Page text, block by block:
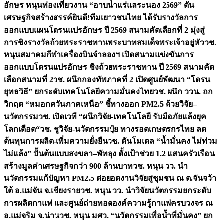
อักษร หนุนท่องเที่ยวงาน “อาบน้ำแร่แลระนอง 2569” ดัน
เศรษฐกิจสร้างสรรค์ยินดี!ทีมเยาวชนไทย ได้รับรางวัลการ
ออกแบบแผนโดรนแปรอักษร ปี 2569 สนามคัดเลือกที่ 2 มุ่งสู่
การชิงรางวัลถ้วยพระราชทานพระบาทสมเด็จพระเจ้าอยู่หัววช.
หนุนสมาคมกีฬาเครื่องบินจำลองฯ เปิดสนามแข่งขันการ
ออกแบบโดรนแปรอักษร ชิงถ้วยพระราชทาน ปี 2569 สนามคัด
เลือกสนามที่ 2วช. ผนึกกองทัพภาคที่ 2 เปิดศูนย์พัฒนา “โดรน
ยุทธวิธี” ยกระดับเทคโนโลยีความมั่นคงไทยวช. ผนึก ววน. ถก
วิกฤต “หมอกควันภาคเหนือ” ชี้ทางออก PM2.5 ด้วยวิจัย–
นวัตกรรมวช. เปิดเวที “ผนึกวิจัย-เทคโนโลยี รับมือภัยแล้งยุค
โลกเดือด“วช. ชูวิจัย-นวัตกรรมปุ๋ย ทางรอดเกษตรกรไทย ลด
ต้นทุนการผลิต-เพิ่มความยั่งยืนวช. ดันโมเดล “น้ำมั่นคง ไม่ท่วม
ไม่แล้ง” ปั้นต้นแบบสงขลา–พัทลุง ตั้งเป้าช่วย 1.2 แสนครัวเรือน
สร้างมูลค่าเศรษฐกิจกว่า 900 ล้านบาทวช. หนุน วว. นำ
นวัตกรรมแก้ปัญหา PM2.5 ต่อยอดงานวิจัยสู่ชุมชน ณ ต.จันจว้า
ใต้ อ.แม่จัน จ.เชียงรายวช. หนุน วว. นำวิจัยนวัตกรรมยกระดับ
การผลิตกาแฟ และศูนย์ถ่ายทอดองค์ความรู้กาแฟครบวงจร ณ
อ.แม่จริม จ.น่านวช. หนุน มศว. “นวัตกรรมเพื่อน้ำที่มั่นคง” ยก